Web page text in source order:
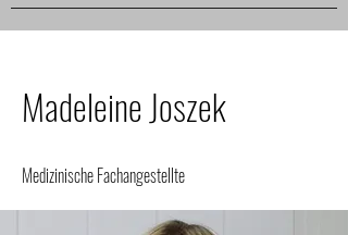
Madeleine Joszek
Medizinische Fachangestellte